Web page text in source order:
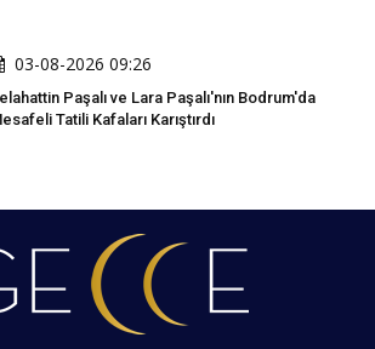
03-08-2026 09:26
Paşalı ve Lara Paşalı'nın Bodrum'da
Tatili Kafaları Karıştırdı